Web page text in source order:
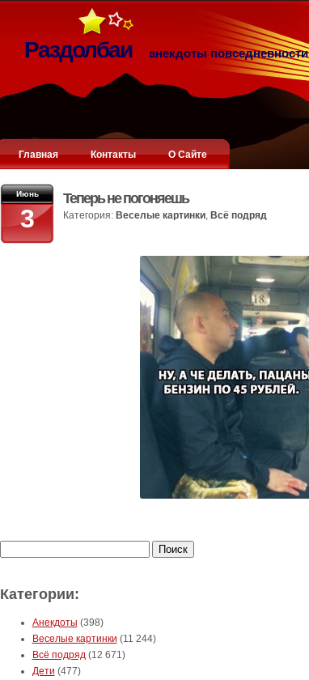
Раздолбаи анекдоты повседневности
Главная Контакты О Сайте
Июнь
3
Теперь не погоняешь
Категория: Веселые картинки, Всё подряд
Категории:
Анекдоты (398)
Веселые картинки (11 244)
Всё подряд(12 671)
Дети (477)